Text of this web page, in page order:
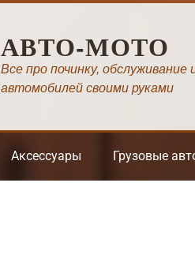
АВТО-МОТО
Все про починку,
автомобилей своими руками
Аксессуары Грузовые